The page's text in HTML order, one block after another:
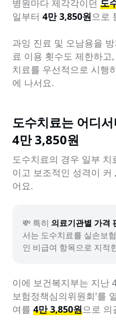
병원마다 제각각이던 도
일부터 4만 3,850원으로
과잉 진료 및 오남용을
료 이용 횟수도 제한하고
치료를 우선적으로 시행
에 나서요.
도수치료는 어디
4만 3,850원
도수치료의 경우 일부 치
이고 보조적인 성격이 커
어요.
💸 특히 의료기관별 가격
서는 도수치료를 실손보
인 비급여 항목으로 지적
이에 보건복지부는 지난
보험정책심의위원회'를
여를 4만 3,850원으로 의